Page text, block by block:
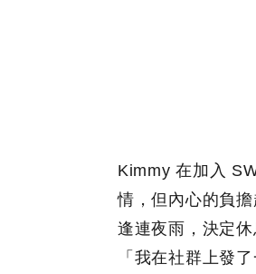
Kimmy 在加入
情，但內心的負
逢連夜雨，決定
「我在社群上發